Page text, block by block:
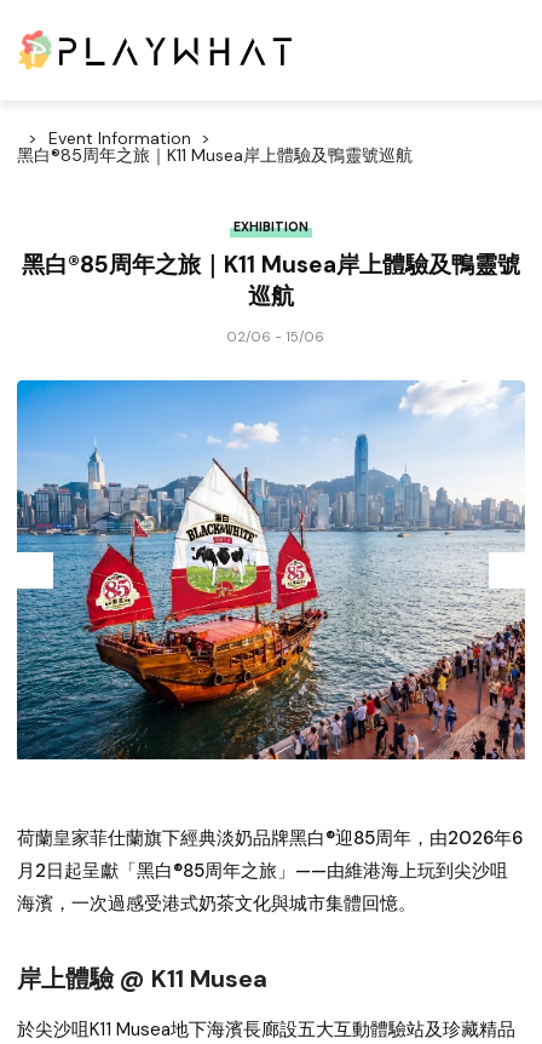
Event Information
黑白®85周年之旅｜K11 Musea岸上體驗及鴨靈號巡航
EXHIBITION
黑白®85周年之旅｜K11 Musea岸上體驗及鴨靈號
巡航
02/06 - 15/06
荷蘭皇家菲仕蘭旗下經典淡奶品牌黑白®迎85周年，由2026年6
月2日起呈獻「黑白®85周年之旅」——由維港海上玩到尖沙咀
海濱，一次過感受港式奶茶文化與城市集體回憶。
岸上體驗 @ K11 Musea
於尖沙咀K11 Musea地下海濱長廊設五大互動體驗站及珍藏精品